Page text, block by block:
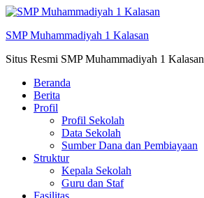
Skip
konten
SMP Muhammadiyah 1 Kalasan
Situs Resmi SMP Muhammadiyah 1 Kalasan
Beranda
Berita
Profil
Profil Sekolah
Data Sekolah
Sumber Dana dan Pembiayaan
Struktur
Kepala Sekolah
Guru dan Staf
Fasilitas